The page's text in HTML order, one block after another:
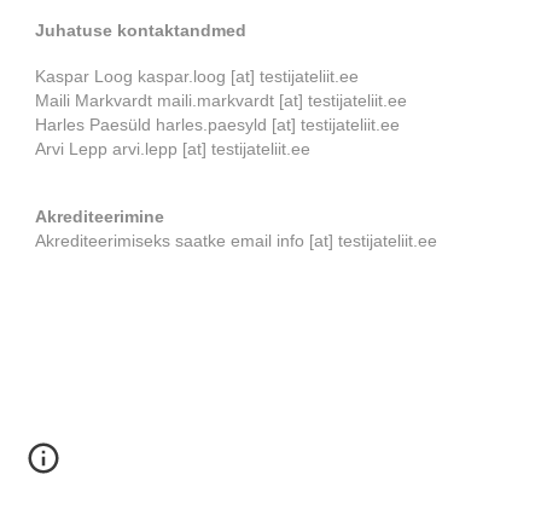
Juhatuse kontaktandmed
Kaspar Loog kaspar.loog [at] testijateliit.ee
Maili Markvardt maili.markvardt [at] testijateliit.ee
Harles Paesüld harles.paesyld [at]testijateliit.ee
Arvi Lepp arvi.lepp [at]testijateliit.ee
Akrediteerimine
Akrediteerimiseks saatke email info [at] testijateliit.ee